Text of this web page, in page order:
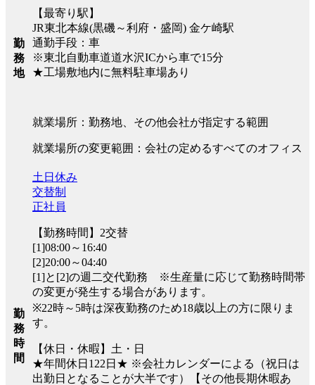
勤
務
地
【最寄り駅】
JR東北本線(黒磯～利府・盛岡) 金ケ崎駅
通勤手段：車
※東北自動車道道水沢ICから車で15分
★工場敷地内に無料駐車場あり
就業場所：勤務地、その他会社が指定する範囲
就業場所の変更範囲：会社の定めるすべてのオフィス
勤
務
時
間
土日休み
交替制
正社員
【勤務時間】2交替
[1]08:00～16:40
[2]20:00～04:40
[1]と[2]の週二交代勤務 ※生産量に応じて勤務時間帯
の変更が発生する場合があります。
※22時～5時は深夜勤務のため18歳以上の方に限りま
す。
【休日・休暇】土・日
★年間休日122日★ ※会社カレンダーによる（祝日は
出勤日となることが大半です）【その他長期休暇あ